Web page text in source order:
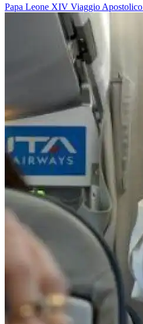
Papa Leone XIV Viaggio Apostolico